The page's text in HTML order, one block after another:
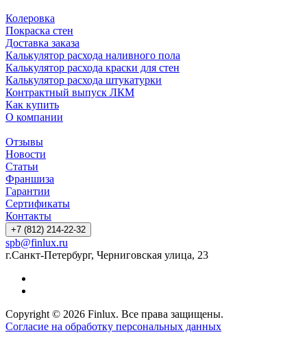
Колеровка
Покраска стен
Доставка заказа
Калькулятор расхода наливного пола
Калькулятор расхода краски для стен
Калькулятор расхода штукатурки
Контрактный выпуск ЛКМ
Как купить
О компании
Отзывы
Новости
Статьи
Франшиза
Гарантии
Сертификаты
Контакты
+7 (812) 214-22-32
spb@finlux.ru
г.Санкт-Петербург, Черниговская улица, 23
Copyright © 2026 Finlux. Все права защищены.
Согласие на обработку персональных данных